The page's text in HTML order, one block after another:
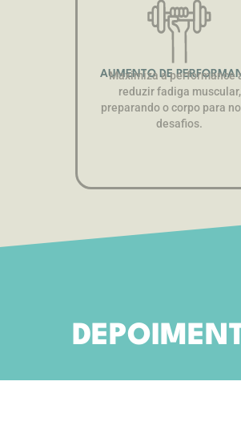
AUMENTO DE
Maximiza a performance
reduzir fadiga muscular,
preparando o corpo para
desafios.